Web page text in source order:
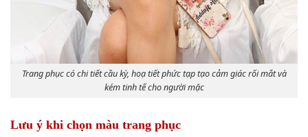
Trang phục có chi tiết cầu kỳ, hoạ tiết phức tạp tạo cảm giác rối mắt và
kém tinh tế cho người mặc
Lưu ý khi chọn màu trang phục